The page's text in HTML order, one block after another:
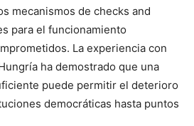
mecanismos de checks and
para el funcionamiento
La experiencia con
ha demostrado que una
puede permitir el deterioro
democráticas hasta puntos